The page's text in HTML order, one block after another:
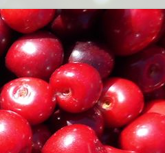
GELEE, GRÜTZE,
AUFGESETZTER
BOWLE U.A.
SAUCE, BUTTER